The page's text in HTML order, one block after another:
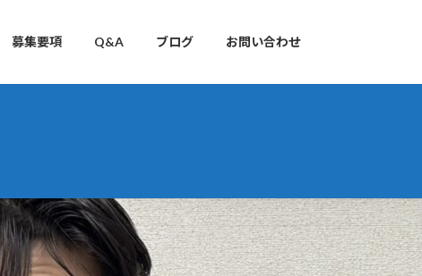
募集要項 Q&A ブログ お問い合わせ